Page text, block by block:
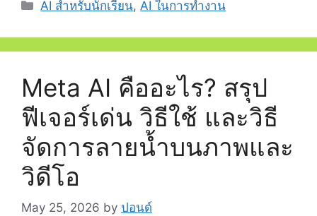
AI สำหรับนักเรียน, AI ในการทำงาน
Meta AI คืออะไร? สรุป
ฟีเจอร์เด่น วิธีใช้ และวิธี
จัดการลายน้ำบนภาพและ
วิดีโอ
May 25, 2026 by ปอนด์